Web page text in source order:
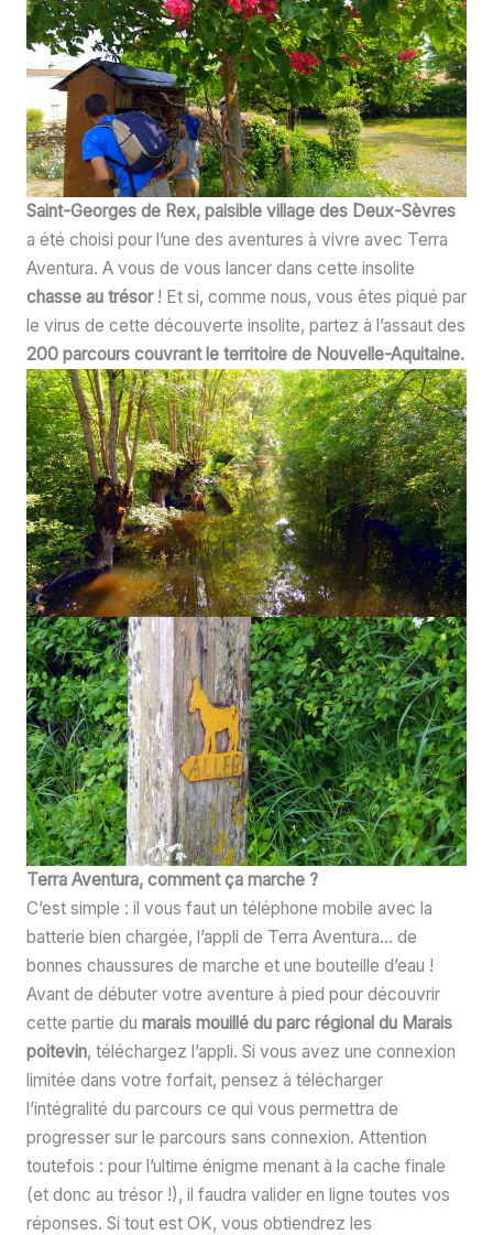
Saint-Georges de Rex, paisible village des Deux-Sèvres
a été choisi pour l’une des aventures à vivre avec Terra
Aventura. A vous de vous lancer dans cette insolite
chasse au trésor! Et si, comme nous, vous êtes piqué par
le virus de cette découverte insolite, partez à l’assaut des
200 parcours couvrant le territoire de Nouvelle-Aquitaine.
Terra Aventura, comment ça marche ?
C’est simple : il vous faut un téléphone mobile avec la
batterie bien chargée, l’appli de Terra Aventura… de
bonnes chaussures de marche et une bouteille d’eau !
Avant de débuter votre aventure à pied pour découvrir
cette partie du marais mouillé du parc régional du Marais
poitevin, téléchargez l’appli. Si vous avez une connexion
limitée dans votre forfait, pensez à télécharger
l’intégralité du parcours ce qui vous permettra de
progresser sur le parcours sans connexion. Attention
toutefois : pour l’ultime énigme menant à la cache finale
(et donc au trésor !), il faudra valider en ligne toutes vos
réponses. Si tout est OK, vous obtiendrez les